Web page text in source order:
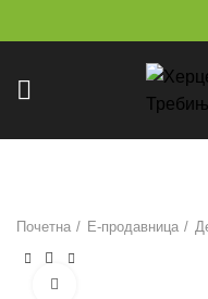
Почетна Е-продавница